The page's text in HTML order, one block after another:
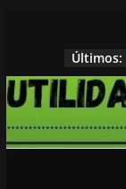
conteúdo
Últimos: